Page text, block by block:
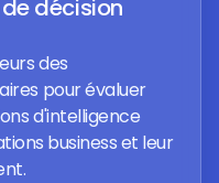
décision
des
pour évaluer
d'intelligence
business et leur